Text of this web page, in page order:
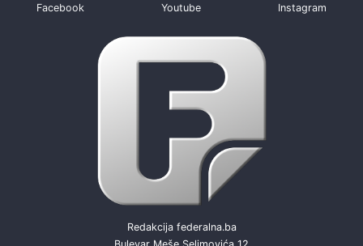
Facebook Youtube Instagram
Redakcija federalna.ba